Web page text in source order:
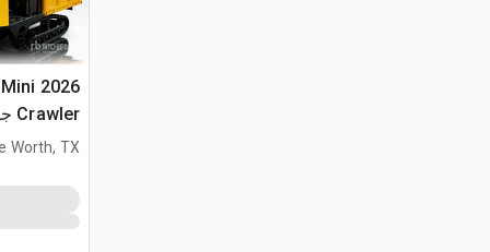
Mini
Crawler جرار نقل (Unused)
Worth, TX